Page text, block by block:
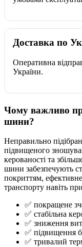
Доставка по
Оперативна
України.
Чому важливо
шини?
Неправильно
підвищеного
керованості та
шини забезпечують
покриттям,
транспорту навіть
✅ покращене
✅ стабільна
✅ зниження
✅ підвищення
✅ тривалий